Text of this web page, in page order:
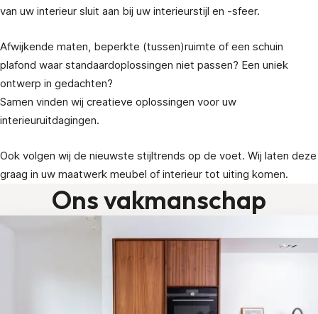
van uw interieur sluit aan bij uw interieurstijl en -sfeer.
Afwijkende maten, beperkte (tussen)ruimte of een schuin
plafond waar standaardoplossingen niet passen? Een uniek
ontwerp in gedachten?
Samen vinden wij creatieve oplossingen voor uw
interieuruitdagingen.
Ook volgen wij de nieuwste stijltrends op de voet. Wij laten deze
graag in uw maatwerk meubel of interieur tot uiting komen.
Ons vakmanschap